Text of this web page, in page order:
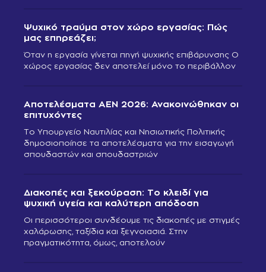
Ψυχικό τραύμα στον χώρο εργασίας: Πώς
μας επηρεάζει;
Όταν η εργασία γίνεται πηγή ψυχικής επιβάρυνσης Ο
χώρος εργασίας δεν αποτελεί μόνο το περιβάλλον
Αποτελέσματα ΑΕΝ 2026: Ανακοινώθηκαν οι
επιτυχόντες
Το Υπουργείο Ναυτιλίας και Νησιωτικής Πολιτικής
δημοσιοποίησε τα αποτελέσματα για την εισαγωγή
σπουδαστών και σπουδαστριών
Διακοπές και ξεκούραση: Το κλειδί για
ψυχική υγεία και καλύτερη απόδοση
Οι περισσότεροι συνδέουμε τις διακοπές με στιγμές
χαλάρωσης, ταξίδια και ξεγνοιασιά. Στην
πραγματικότητα, όμως, αποτελούν